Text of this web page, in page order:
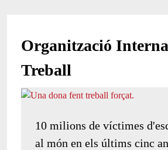
Organització
Treball
10 milions de víctimes
al món en els últims cinc